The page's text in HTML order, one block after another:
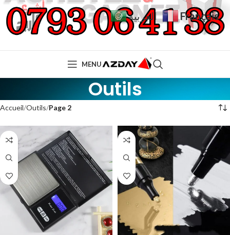
MENU
Outils
Accueil Outils Page 2
العربية Français